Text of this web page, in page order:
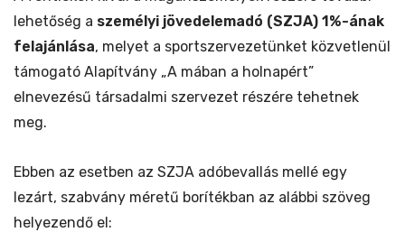
lehetőség a személyi jövedelemadó (SZJA) 1%-ának
felajánlása, melyet a sportszervezetünket közvetlenül
támogató Alapítvány „A mában a holnapért”
elnevezésű társadalmi szervezet részére tehetnek
meg.
Ebben az esetben az SZJA adóbevallás mellé egy
lezárt, szabvány méretű borítékban az alábbi szöveg
helyezendő el: